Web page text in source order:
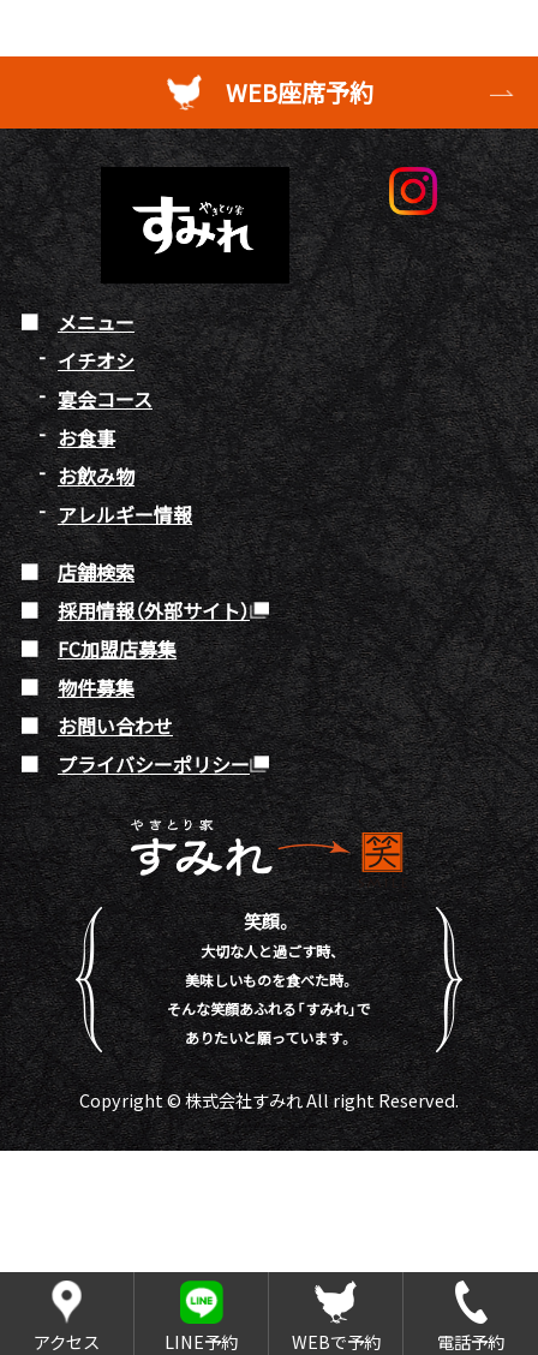
WEB座席予約
メニュー
イチオシ
宴会コース
お食事
お飲み物
アレルギー情報
店舗検索
採用情報（外部サイト）
FC加盟店募集
物件募集
お問い合わせ
プライバシーポリシー
笑顔。
大切な人と過ごす時、
美味しいものを食べた時。
そんな笑顔あふれる「すみれ」で
ありたいと願っています。
Copyright © 株式会社すみれ All right Reserved.
アクセス LINE予約 WEBで予約 電話予約